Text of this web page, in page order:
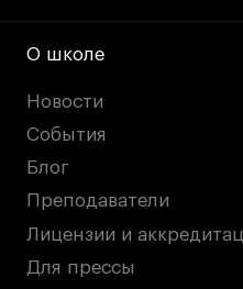
О школе
Новости
События
Блог
Преподаватели
Лицензии и
Для прессы